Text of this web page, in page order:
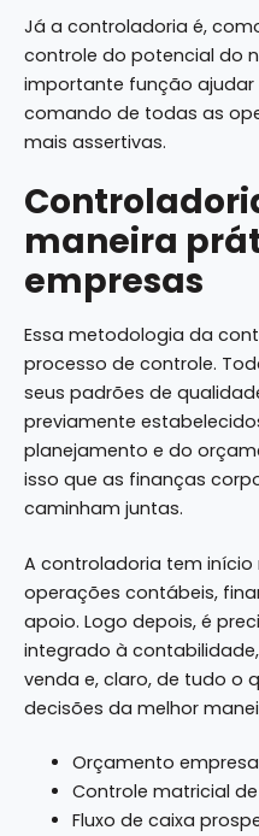
Já a controladoria é,
controle do potencial do
importante função
comando de todas as
mais assertivas.
maneira
empresas
Essa metodologia da
processo de controle.
seus padrões de
previamente
planejamento e do
isso que as finanças
caminham juntas.
A controladoria tem
operações contábeis,
apoio. Logo depois, é
integrado à
venda e, claro, de tudo o
decisões da melhor
Orçamento
Controle matricial
Fluxo de caixa